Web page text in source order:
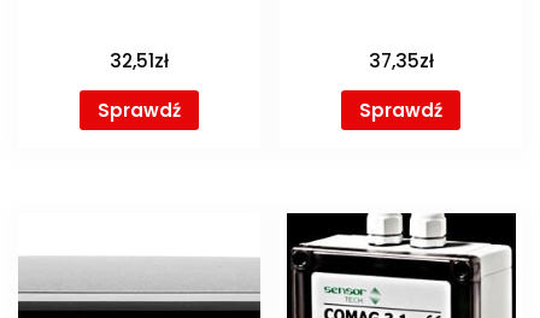
32,51zł
Sprawdź
37,35zł
Sprawdź